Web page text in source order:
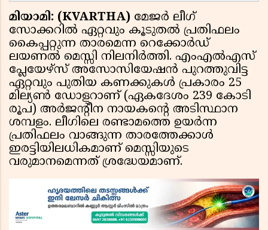
മിയാമി: (KVARTHA) മേജർ ലീഗ്
സോക്കറിൽ ഏറ്റവും കൂടുതൽ പ്രതിഫലം
കൈപ്പറ്റുന്ന താരമെന്ന റെക്കോർഡ്
ലയണൽ മെസ്സി നിലനിർത്തി. എംഎൽഎസ്
പ്ലേയേഴ്‌സ് അസോസിയേഷൻ പുറത്തുവിട്ട
ഏറ്റവും പുതിയ കണക്കുകൾ പ്രകാരം 25
മില്യൺ ഡോളറാണ് (ഏകദേശം 239 കോടി
രൂപ) അർജൻ്റീന നായകൻ്റെ അടിസ്ഥാന
ശമ്പളം. ലീഗിലെ രണ്ടാമത്തെ ഉയർന്ന
പ്രതിഫലം വാങ്ങുന്ന താരത്തേക്കാൾ
ഇരട്ടിയിലധികമാണ് മെസ്സിയുടെ
വരുമാനമെന്നത് ശ്രദ്ധേയമാണ്.